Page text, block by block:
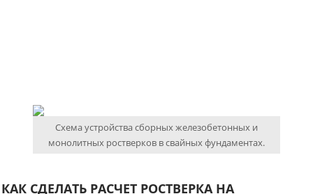
Схема устройства сборных железобетонных и
монолитных ростверков в свайных фундаментах.
КАК СДЕЛАТЬ РАСЧЕТ РОСТВЕРКА НА